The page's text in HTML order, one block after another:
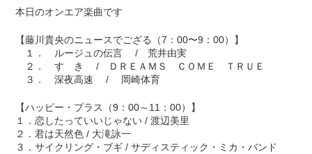
本日のオンエア楽曲です
【藤川貴央のニュースでござる（7：00〜9：00）】
１． ルージュの伝言 / 荒井由実
２． す き / ＤＲＥＡＭＳ ＣＯＭＥ ＴＲＵＥ
３． 深夜高速 / 岡崎体育
【ハッピー・プラス（9：00～11：00）】
１．恋したっていいじゃない / 渡辺美里
２．君は天然色 / 大滝詠一
３．サイクリング・ブギ / サディスティック・ミカ・バンド